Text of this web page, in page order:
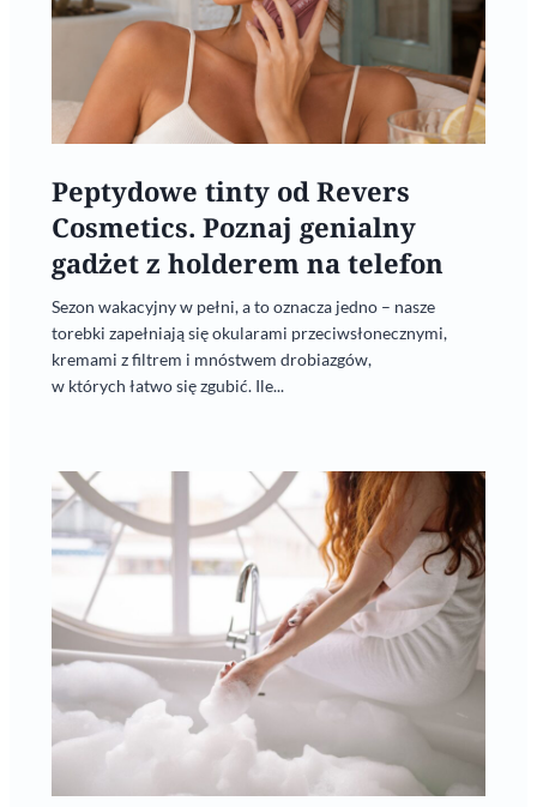
Peptydowe tinty od Revers
Cosmetics. Poznaj genialny
gadżet z holderem na telefon
Sezon wakacyjny w pełni, a to oznacza jedno – nasze
torebki zapełniają się okularami przeciwsłonecznymi,
kremami z filtrem i mnóstwem drobiazgów,
w których łatwo się zgubić. Ile...